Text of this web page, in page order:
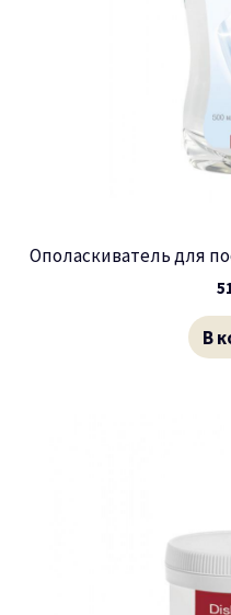
Ополаскиватель для
В